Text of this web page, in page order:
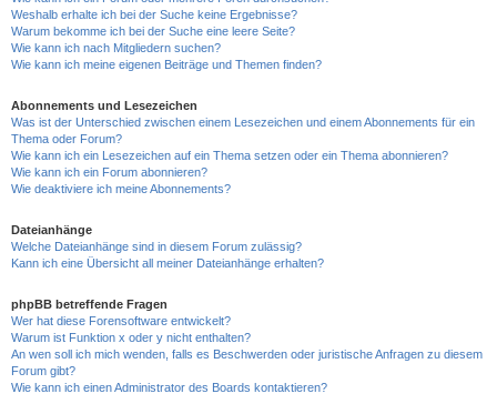
Weshalb erhalte ich bei der Suche keine Ergebnisse?
Warum bekomme ich bei der Suche eine leere Seite?
Wie kann ich nach Mitgliedern suchen?
Wie kann ich meine eigenen Beiträge und Themen finden?
Abonnements und Lesezeichen
Was ist der Unterschied zwischen einem Lesezeichen und einem Abonnements für ein
Thema oder Forum?
Wie kann ich ein Lesezeichen auf ein Thema setzen oder ein Thema abonnieren?
Wie kann ich ein Forum abonnieren?
Wie deaktiviere ich meine Abonnements?
Dateianhänge
Welche Dateianhänge sind in diesem Forum zulässig?
Kann ich eine Übersicht all meiner Dateianhänge erhalten?
phpBB betreffende Fragen
Wer hat diese Forensoftware entwickelt?
Warum ist Funktion x oder y nicht enthalten?
An wen soll ich mich wenden, falls es Beschwerden oder juristische Anfragen zu diesem
Forum gibt?
Wie kann ich einen Administrator des Boards kontaktieren?